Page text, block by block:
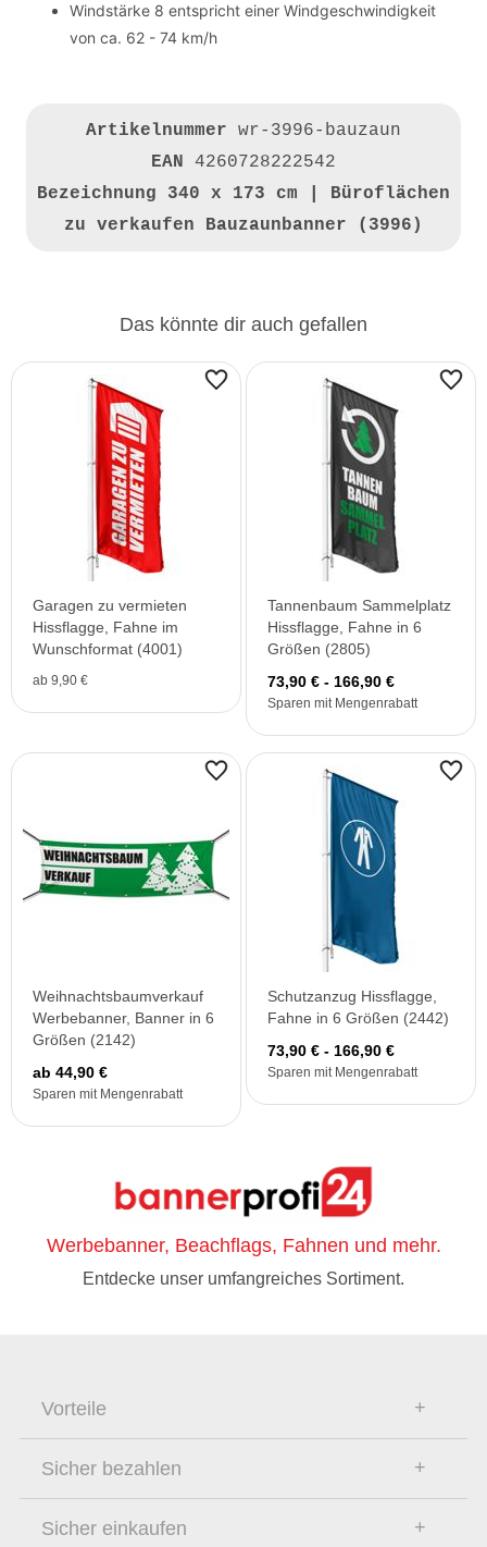
Windstärke 8 entspricht einer Windgeschwindigkeit
von ca. 62 - 74 km/h
Artikelnummer wr-3996-bauzaun
EAN 4260728222542
Bezeichnung 340 x 173 cm | Büroflächen
zu verkaufen Bauzaunbanner (3996)
Das könnte dir auch gefallen
Garagen zu vermieten
Hissflagge, Fahne im
Wunschformat (4001)
ab 9,90 €
Tannenbaum Sammelplatz
Hissflagge, Fahne in 6
Größen (2805)
73,90 € - 166,90 €
Sparen mit Mengenrabatt
Weihnachtsbaumverkauf
Werbebanner, Banner in 6
Größen (2142)
ab 44,90 €
Sparen mit Mengenrabatt
Schutzanzug Hissflagge,
Fahne in 6 Größen (2442)
73,90 € - 166,90 €
Sparen mit Mengenrabatt
Werbebanner, Beachflags, Fahnen und mehr.
Entdecke unser umfangreiches Sortiment.
Vorteile
Sicher bezahlen
Sicher einkaufen